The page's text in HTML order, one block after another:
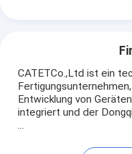
CATETCo.,Ltd ist ein
Entwicklung von
integriert und der
...